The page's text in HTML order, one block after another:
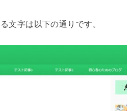
文字は以下の通りです。